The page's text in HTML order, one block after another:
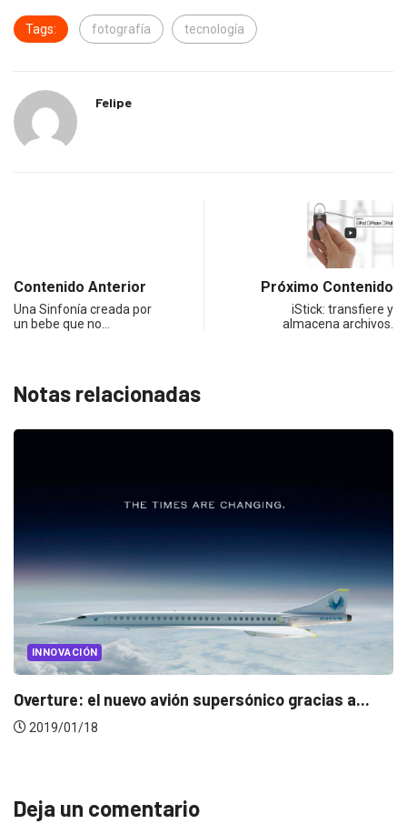
Tags: fotografía tecnología
Felipe
Contenido Anterior
Una Sinfonía creada por
un bebe que no…
Próximo Contenido
iStick: transfiere y
almacena archivos.
Notas relacionadas
gracias a...
INNOVACIÓN
Netflix apuesta por el
Deja un comentario